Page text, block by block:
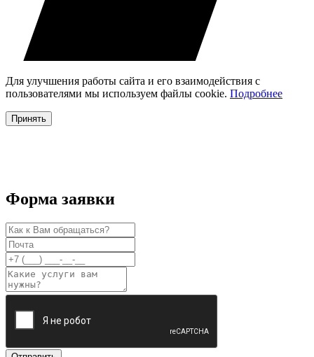
Для улучшения работы сайта и его взаимодействия с
пользователями мы используем файлы cookie. Подробнее
Принять
Форма заявки